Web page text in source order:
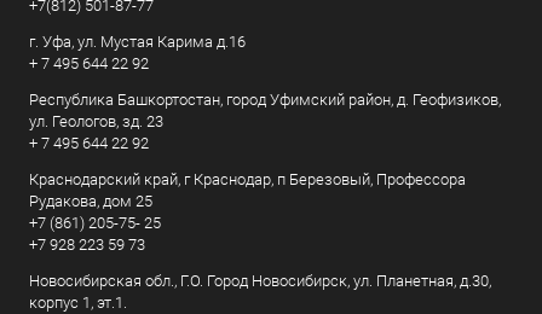
+7(812) 501-87-77
г. Уфа, ул. Мустая Карима д.16
+ 7 495 644 22 92
Республика Башкортостан, город Уфимский район, д. Геофизиков,
ул. Геологов, зд. 23
+ 7 495 644 22 92
Краснодарский край, г Краснодар, п Березовый, Профессора
Рудакова, дом 25
+7 (861) 205-75- 25
+7 928 223 59 73
Новосибирская обл., Г.О. Город Новосибирск, ул. Планетная, д.30,
корпус 1, эт.1.